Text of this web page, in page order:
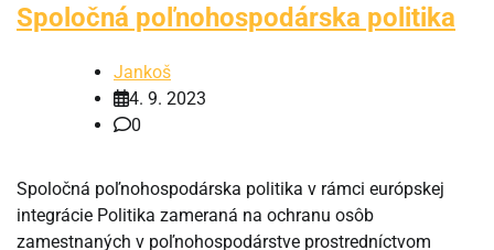
Spoločná poľnohospodárska politika
Jankoš
4. 9. 2023
0
Spoločná poľnohospodárska politika v rámci európskej
integrácie Politika zameraná na ochranu osôb
zamestnaných v poľnohospodárstve prostredníctvom